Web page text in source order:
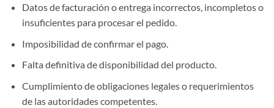
Datos de facturación o entrega incorrectos, incompletos o
insuficientes para procesar el pedido.
Imposibilidad de confirmar el pago.
Falta definitiva de disponibilidad del producto.
Cumplimiento de obligaciones legales o requerimientos
de las autoridades competentes.